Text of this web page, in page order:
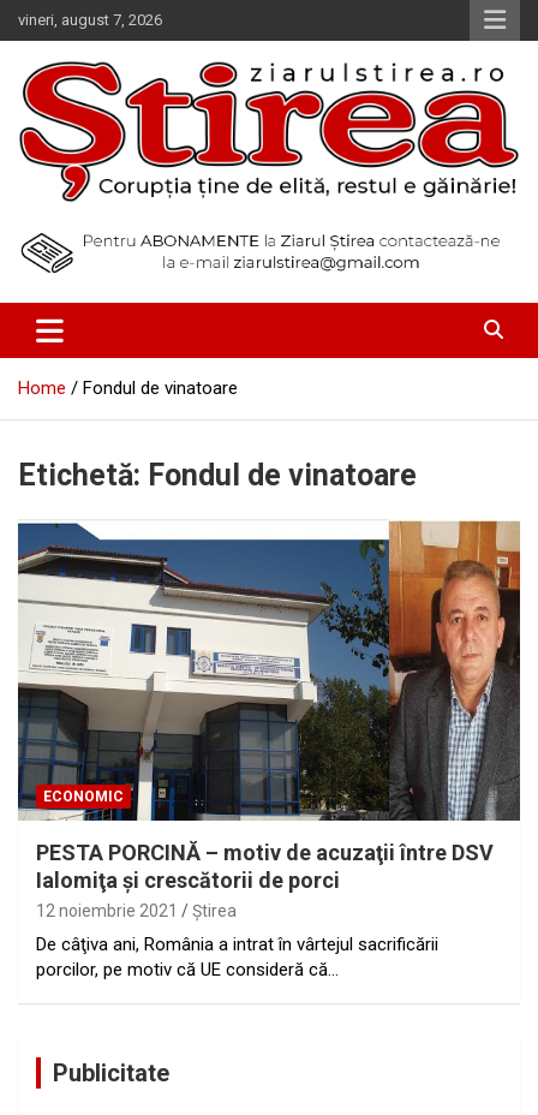
Skip
to
content
vineri, august 7, 2026
Ziarul Știrea
Home Fondul de vinatoare
Etichetă: Fondul de vinatoare
ECONOMIC
PESTA PORCINĂ – motiv de acuzaţii între DSV
Ialomiţa şi crescătorii de porci
12 noiembrie 2021 Ştirea
De câţiva ani, România a intrat în vârtejul sacrificării
porcilor, pe motiv că UE consideră că…
Publicitate